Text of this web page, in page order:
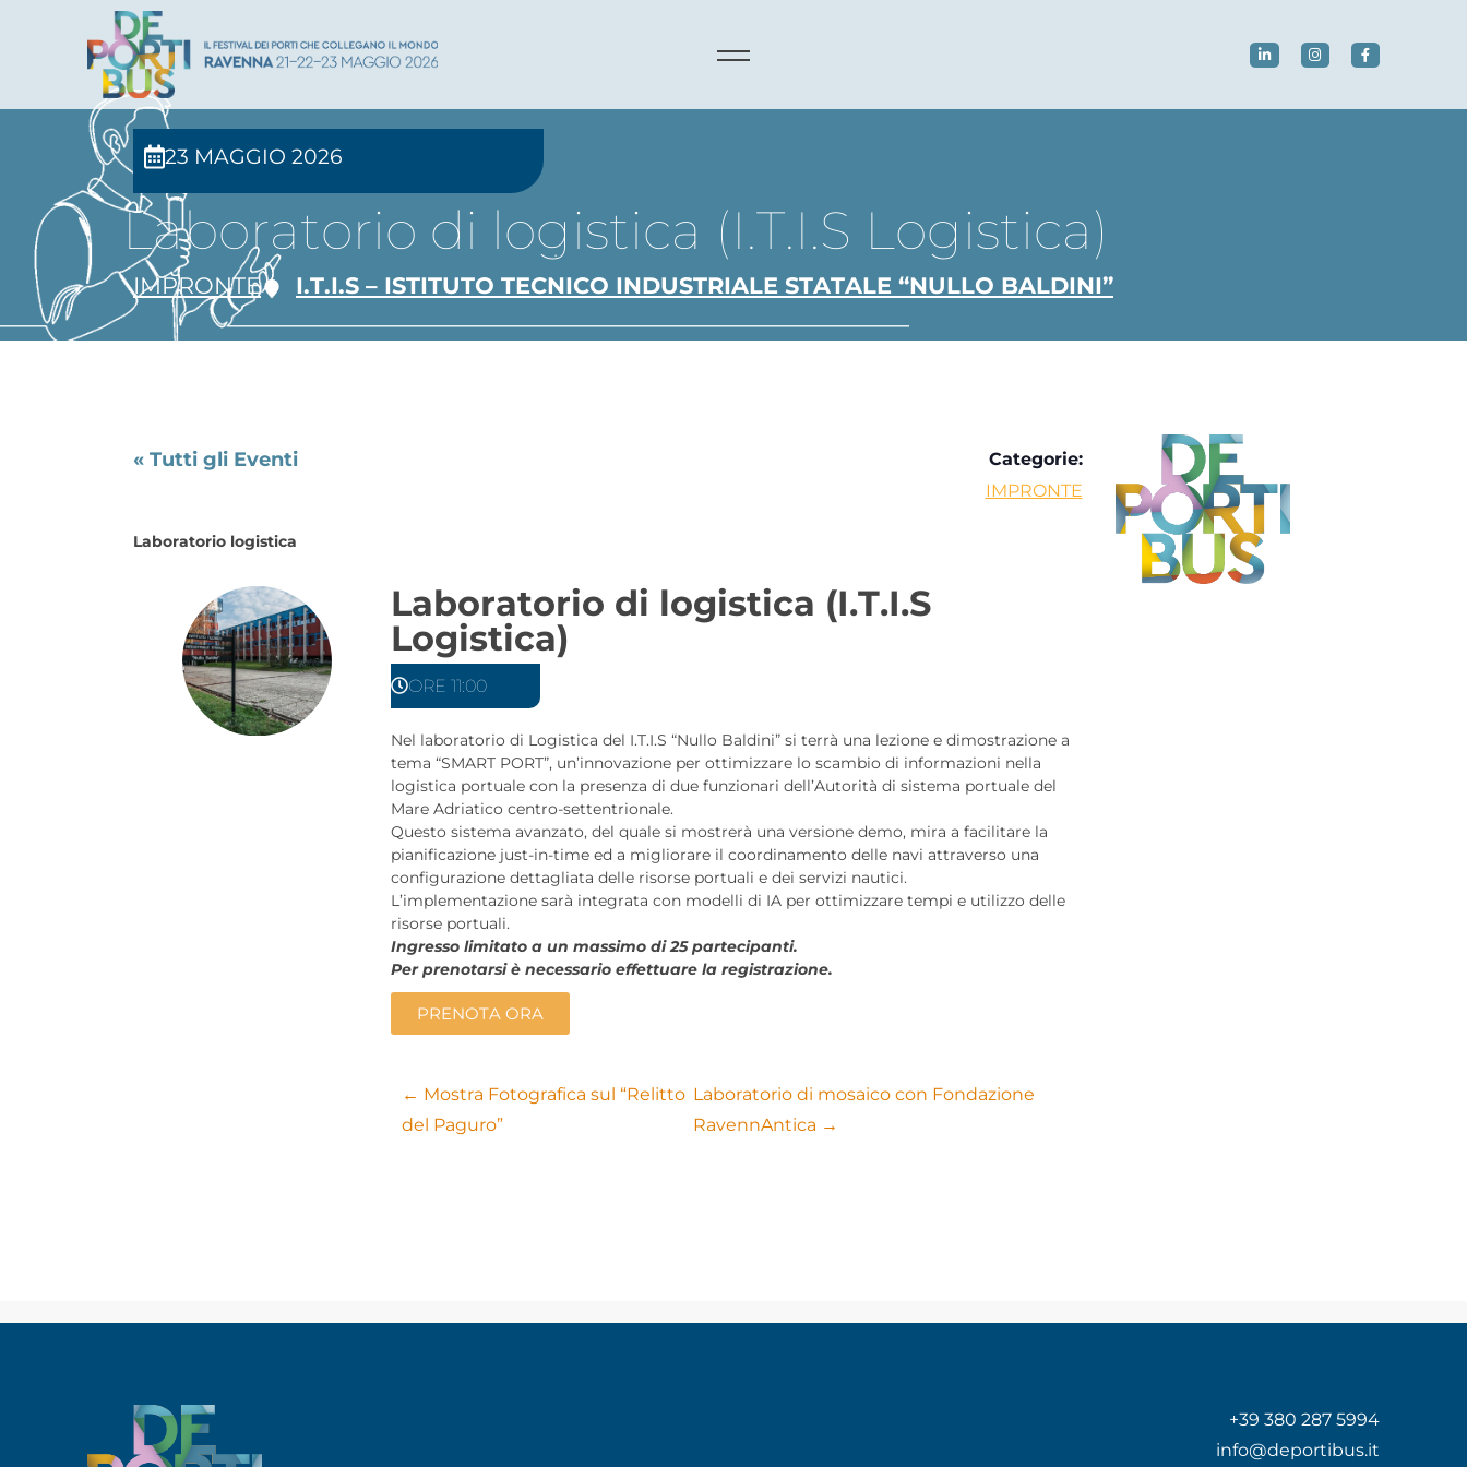
23 MAGGIO 2026
Laboratorio di logistica (I.T.I.S Logistica)
IMPRONTE I.T.I.S – ISTITUTO TECNICO INDUSTRIALE STATALE “NULLO BALDINI”
« Tutti gli Eventi
Categorie:
IMPRONTE
Laboratorio logistica
Laboratorio di logistica (I.T.I.S
Logistica)
ORE 11:00
Nel laboratorio di Logistica del I.T.I.S “Nullo Baldini” si terrà una lezione e dimostrazione a
tema “SMART PORT”, un’innovazione per ottimizzare lo scambio di informazioni nella
logistica portuale con la presenza di due funzionari dell’Autorità di sistema portuale del
Mare Adriatico centro-settentrionale.
Questo sistema avanzato, del quale si mostrerà una versione demo, mira a facilitare la
pianificazione just-in-time ed a migliorare il coordinamento delle navi attraverso una
configurazione dettagliata delle risorse portuali e dei servizi nautici.
L’implementazione sarà integrata con modelli di IA per ottimizzare tempi e utilizzo delle
risorse portuali.
Ingresso limitato a un massimo di 25 partecipanti.
Per prenotarsi è necessario effettuare la registrazione.
PRENOTA ORA
← Mostra Fotografica sul “Relitto
del Paguro”
Laboratorio di mosaico con Fondazione
RavennAntica →
+39 380 287 5994
info@deportibus.it